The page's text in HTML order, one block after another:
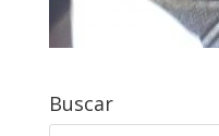
Buscar